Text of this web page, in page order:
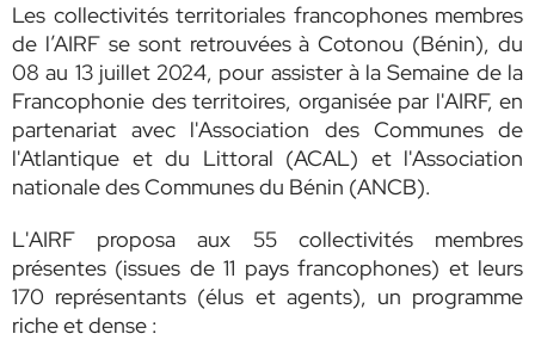
Les collectivités territoriales francophones membres
de l’AIRF se sont retrouvées à Cotonou (Bénin), du
08 au 13 juillet 2024, pour assister à la Semaine de la
Francophonie des territoires, organisée par l'AIRF, en
partenariat avec l'Association des Communes de
l'Atlantique et du Littoral (ACAL) et l'Association
nationale des Communes du Bénin (ANCB).
L'AIRF proposa aux 55 collectivités membres
présentes (issues de 11 pays francophones) et leurs
170 représentants (élus et agents), un programme
riche et dense :